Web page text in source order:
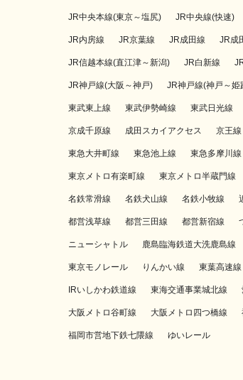
JR中央本線(東京～塩尻) JR中央線(快速)
JR内房線 JR京葉線 JR成田線 JR成
JR信越本線(直江津～新潟) JR白新線
JR神戸線(大阪～神戸) JR神戸線(神戸～姫
東武東上線 東武伊勢崎線 東武日光線
京成千原線 成田スカイアクセス 京王線
東急大井町線 東急池上線 東急多摩川線
東京メトロ有楽町線 東京メトロ半蔵門線
名鉄常滑線 名鉄犬山線 名鉄小牧線
都営浅草線 都営三田線 都営新宿線
ニューシャトル 鹿島臨海鉄道大洗鹿島線
東京モノレール りんかい線 東葉高速線
IRいしかわ鉄道線 東海交通事業城北線
大阪メトロ谷町線 大阪メトロ四つ橋線
福岡市営地下鉄七隈線 ゆいレール